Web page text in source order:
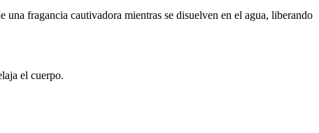
una fragancia cautivadora mientras se disuelven en el agua, liberando
el cuerpo.